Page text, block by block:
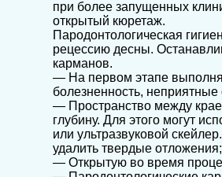
при более запущенных
открытый кюретаж.
Пародонтологическая
рецессию десны.
карманов.
— На первом этапе
болезненность,
— Пространство между
глубину. Для этого могут
или ультразвуковой
удалить твердые отложения;
— Открытую во время